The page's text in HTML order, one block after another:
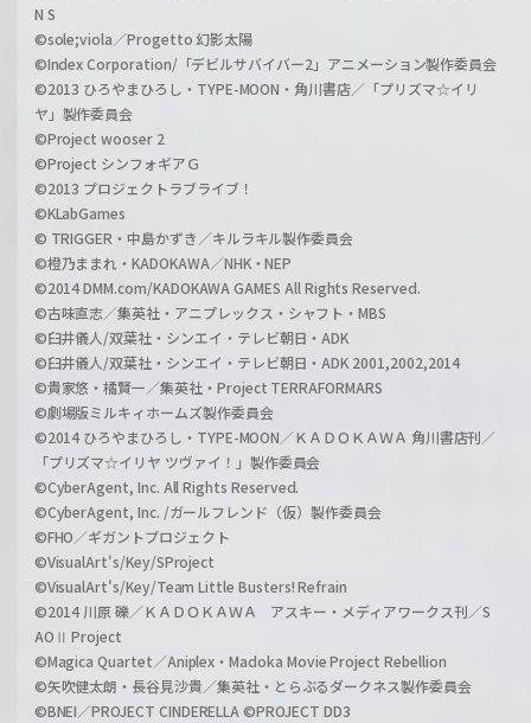
N S
©sole;viola／Progetto 幻影太陽
©Index Corporation/「デビルサバイバー2」アニメーション製作委員会
©2013 ひろやまひろし・TYPE-MOON・角川書店／「プリズマ☆イリ
ヤ」製作委員会
©Project wooser 2
©Project シンフォギアＧ
©2013 プロジェクトラブライブ！
©KLabGames
© TRIGGER・中島かずき／キルラキル製作委員会
©橙乃ままれ・KADOKAWA／NHK・NEP
©2014 DMM.com/KADOKAWA GAMES All Rights Reserved.
©古味直志／集英社・アニプレックス・シャフト・MBS
©臼井儀人/双葉社・シンエイ・テレビ朝日・ADK
©臼井儀人/双葉社・シンエイ・テレビ朝日・ADK 2001,2002,2014
©貴家悠・橘賢一／集英社・Project TERRAFORMARS
©劇場版ミルキィホームズ製作委員会
©2014 ひろやまひろし・TYPE-MOON／ＫＡＤＯＫＡＷＡ 角川書店刊／
「プリズマ☆イリヤ ツヴァイ！」製作委員会
©CyberAgent, Inc. All Rights Reserved.
©CyberAgent, Inc. /ガールフレンド（仮）製作委員会
©FHO／ギガントプロジェクト
©VisualArt's/Key/SProject
©VisualArt's/Key/Team Little Busters! Refrain
©2014 川原 礫／ＫＡＤＯＫＡＷＡ アスキー・メディアワークス刊／S
AOⅡ Project
©Magica Quartet／Aniplex・Madoka Movie Project Rebellion
©矢吹健太朗・長谷見沙貴／集英社・とらぶるダークネス製作委員会
©BNEI／PROJECT CINDERELLA ©PROJECT DD3